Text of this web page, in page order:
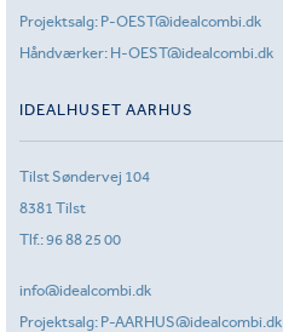
Projektsalg: P-OEST@idealcombi.dk
Håndværker: H-OEST@idealcombi.dk
IDEALHUSET AARHUS
Tilst Søndervej 104
8381 Tilst
Tlf.:96 88 25 00
info@idealcombi.dk
Projektsalg: P-AARHUS@idealcombi.dk